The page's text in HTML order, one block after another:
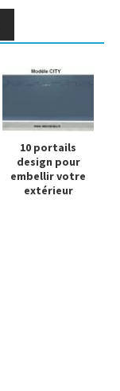
10 portails
design pour
embellir votre
extérieur